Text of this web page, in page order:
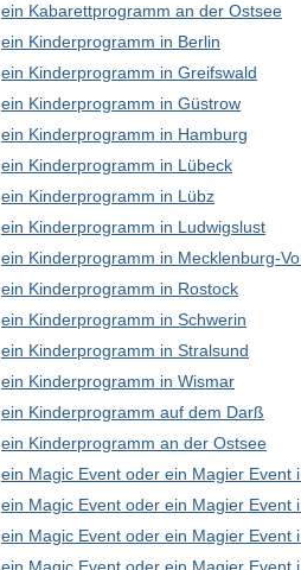
ein Kabarettprogramm an der Ostsee
ein Kinderprogramm in Berlin
ein Kinderprogramm in Greifswald
ein Kinderprogramm in Güstrow
ein Kinderprogramm in Hamburg
ein Kinderprogramm in Lübeck
ein Kinderprogramm in Lübz
ein Kinderprogramm in Ludwigslust
ein Kinderprogramm in Mecklenburg-
ein Kinderprogramm in Rostock
ein Kinderprogramm in Schwerin
ein Kinderprogramm in Stralsund
ein Kinderprogramm in Wismar
ein Kinderprogramm auf dem Darß
ein Kinderprogramm an der Ostsee
ein Magic Event oder ein Magier Event
ein Magic Event oder ein Magier Event
ein Magic Event oder ein Magier Event